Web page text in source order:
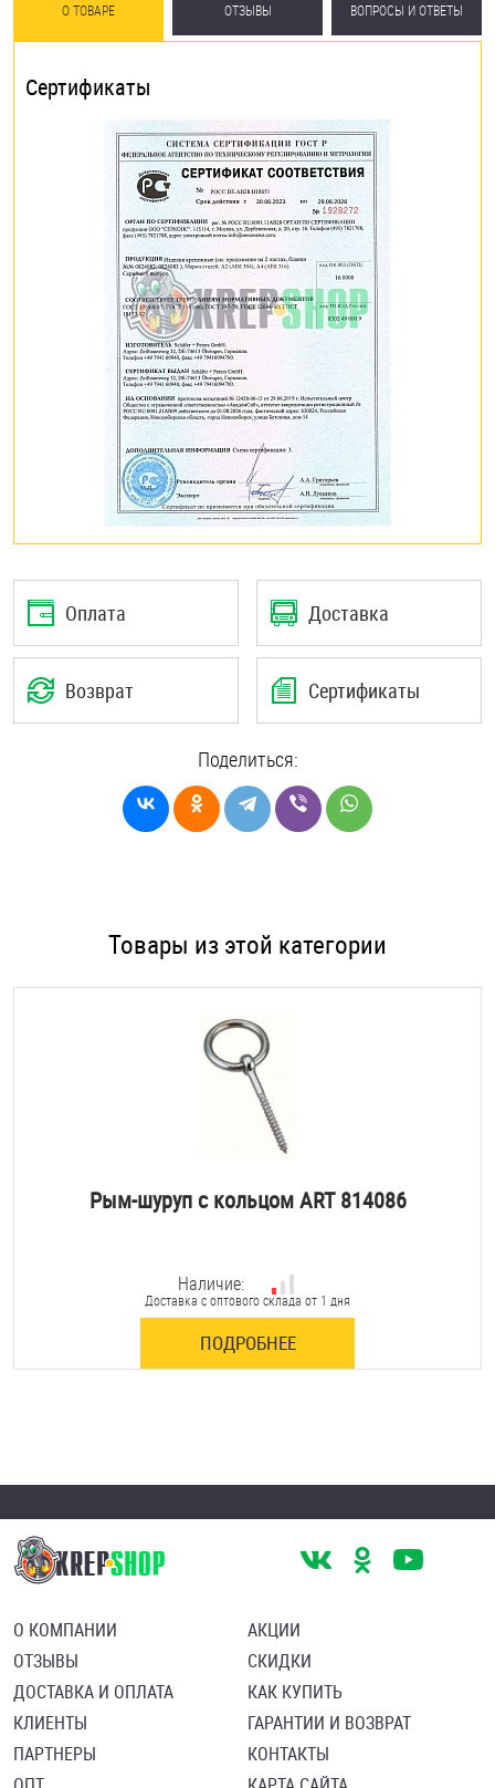
О ТОВАРЕ ОТЗЫВЫ ВОПРОСЫ И ОТВЕТЫ
Сертификаты
Оплата Доставка
Возврат Сертификаты
Поделиться:
Товары из этой категории
Рым-шуруп с кольцом ART 814086
Наличие:
Доставка с оптового склада от 1 дня
ПОДРОБНЕЕ
О КОМПАНИИ
ОТЗЫВЫ
ДОСТАВКА И ОПЛАТА
КЛИЕНТЫ
ПАРТНЕРЫ
АКЦИИ
СКИДКИ
КАК КУПИТЬ
ГАРАНТИИ И ВОЗВРАТ
КОНТАКТЫ